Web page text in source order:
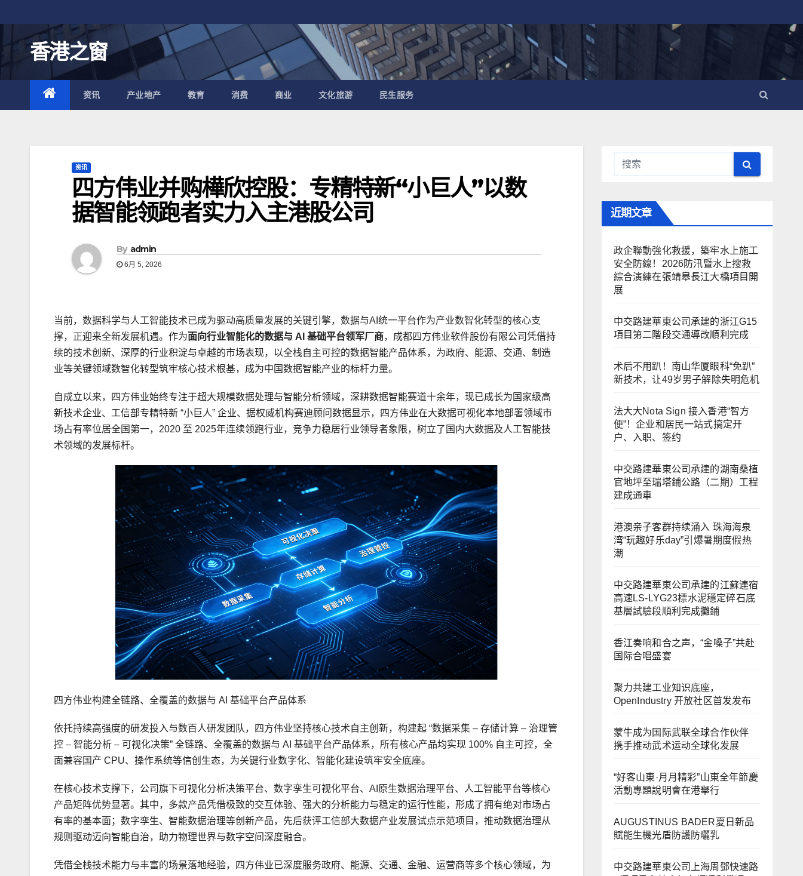
至
内
容
香港之窗
资讯 产业地产 教育 消费 商业 文化旅游 民生服务
资讯
四方伟业并购樺欣控股：专精特新“小巨人”以数
据智能领跑者实力入主港股公司
By admin
6月 5, 2026
当前，数据科学与人工智能技术已成为驱动高质量发展的关键引擎，数据与AI统一平台作为产业数智化转型的核心支
撑，正迎来全新发展机遇。作为面向行业智能化的数据与 AI 基础平台领军厂商，成都四方伟业软件股份有限公司凭借持
续的技术创新、深厚的行业积淀与卓越的市场表现，以全栈自主可控的数据智能产品体系，为政府、能源、交通、制造
业等关键领域数智化转型筑牢核心技术根基，成为中国数据智能产业的标杆力量。
自成立以来，四方伟业始终专注于超大规模数据处理与智能分析领域，深耕数据智能赛道十余年，现已成长为国家级高
新技术企业、工信部专精特新 “小巨人” 企业、据权威机构赛迪顾问数据显示，四方伟业在大数据可视化本地部署领域市
场占有率位居全国第一，2020 至 2025年连续领跑行业，竞争力稳居行业领导者象限，树立了国内大数据及人工智能技
术领域的发展标杆。
四方伟业构建全链路、全覆盖的数据与 AI 基础平台产品体系
依托持续高强度的研发投入与数百人研发团队，四方伟业坚持核心技术自主创新，构建起 “数据采集 – 存储计算 – 治理管
控 – 智能分析 – 可视化决策” 全链路、全覆盖的数据与 AI 基础平台产品体系，所有核心产品均实现 100% 自主可控，全
面兼容国产 CPU、操作系统等信创生态，为关键行业数字化、智能化建设筑牢安全底座。
在核心技术支撑下，公司旗下可视化分析决策平台、数字孪生可视化平台、AI原生数据治理平台、人工智能平台等核心
产品矩阵优势显著。其中，多款产品凭借极致的交互体验、强大的分析能力与稳定的运行性能，形成了拥有绝对市场占
有率的基本面；数字孪生、智能数据治理等创新产品，先后获评工信部大数据产业发展试点示范项目，推动数据治理从
规则驱动迈向智能自治，助力物理世界与数字空间深度融合。
凭借全栈技术能力与丰富的场景落地经验，四方伟业已深度服务政府、能源、交通、金融、运营商等多个核心领域，为
近期文章
政企聯動強化救援，築牢水上施工
安全防線！2026防汛暨水上搜救
綜合演練在張靖皋長江大橋項目開
展
中交路建華東公司承建的浙江G15
項目第二階段交通導改順利完成
术后不用趴！南山华厦眼科“免趴”
新技术，让49岁男子解除失明危机
法大大Nota Sign 接入香港“智方
便”！企业和居民一站式搞定开
户、入职、签约
中交路建華東公司承建的湖南桑植
官地坪至瑞塔鋪公路（二期）工程
建成通車
港澳亲子客群持续涌入 珠海海泉
湾“玩趣好乐day”引爆暑期度假热
潮
中交路建華東公司承建的江蘇連宿
高速LS-LYG23標水泥穩定碎石底
基層試驗段順利完成攤鋪
香江奏响和合之声，“金嗓子”共赴
国际合唱盛宴
聚力共建工业知识底座，
OpenIndustry 开放社区首发发布
蒙牛成为国际武联全球合作伙伴
携手推动武术运动全球化发展
“好客山東·月月精彩”山東全年節慶
活動專題說明會在港舉行
AUGUSTINUS BADER夏日新品
賦能生機光盾防護防曬乳
中交路建華東公司上海周鄧快速路